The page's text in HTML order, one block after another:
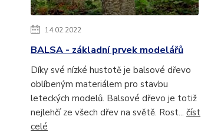
14.02.2022
BALSA - základní prvek modelářů
Díky své nízké hustotě je balsové dřevo
oblíbeným materiálem pro stavbu
leteckých modelů. Balsové dřevo je totiž
nejlehčí ze všech dřev na světě. Rost... číst
celé